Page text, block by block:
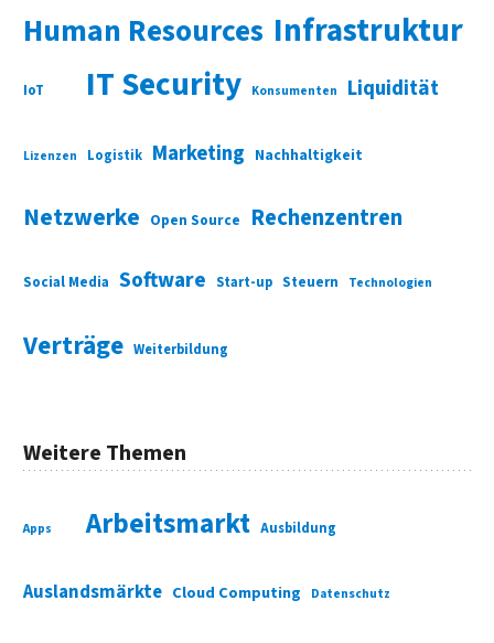
Human Resources Infrastruktur
IoT IT Security Konsumenten Liquidität
Lizenzen Logistik Marketing Nachhaltigkeit
Netzwerke Open Source Rechenzentren
Social Media Software Start-up Steuern Technologien
Verträge Weiterbildung
Weitere Themen
Apps Arbeitsmarkt Ausbildung
Auslandsmärkte Cloud Computing Datenschutz